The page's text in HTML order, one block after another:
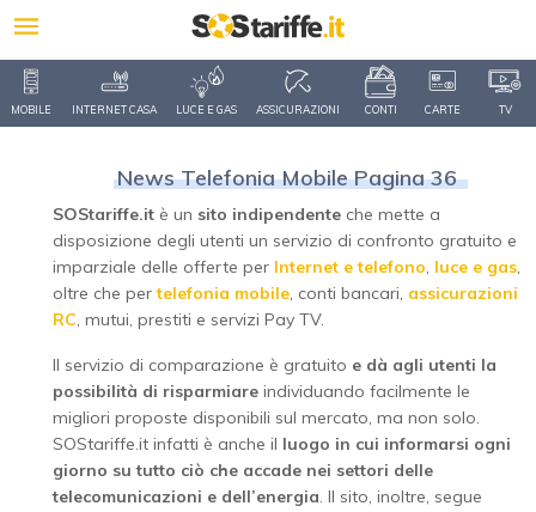
MOBILE INTERNET CASA LUCE E GAS ASSICURAZIONI CONTI CARTE TV
News Telefonia Mobile Pagina 36
SOStariffe.it è un sito indipendente che mette a
disposizione degli utenti un servizio di confronto gratuito e
imparziale delle offerte per Internet e telefono, luce e gas,
oltre che pertelefonia mobile, conti bancari, assicurazioni
RC, mutui, prestiti e servizi Pay TV.
Il servizio di comparazione è gratuito e dà agli utenti la
possibilità di risparmiare individuando facilmente le
migliori proposte disponibili sul mercato, ma non solo.
SOStariffe.it infatti è anche il luogo in cui informarsi ogni
giorno su tutto ciò che accade nei settori delle
telecomunicazioni e dell’energia. Il sito, inoltre, segue